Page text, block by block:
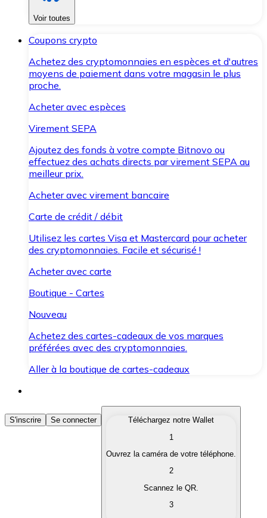
Voir toutes
Coupons crypto
Achetez des cryptomonnaies en espèces et d'autres
moyens de paiement dans votre magasin le plus
proche.
Acheter avec espèces
Virement SEPA
Ajoutez des fonds à votre compte Bitnovo ou
effectuez des achats directs par virement SEPA au
meilleur prix.
Acheter avec virement bancaire
Carte de crédit / débit
Utilisez les cartes Visa et Mastercard pour acheter
des cryptomonnaies. Facile et sécurisé !
Acheter avec carte
Boutique - Cartes
Nouveau
Achetez des cartes-cadeaux de vos marques
préférées avec des cryptomonnaies.
Aller à la boutique de cartes-cadeaux
Acheter des Cryptomonnaies
Achetez les cryptomonnaies qui vous intéressent
Convertissez vos cryptomonnaies en monnaie
S'inscrire Se connecter
Téléchargez notre Wallet
1
Ouvrez la caméra de votre téléphone.
2
Scannez le QR.
3